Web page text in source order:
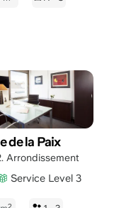
de la Paix
Arrondissement
Service Level 3
2